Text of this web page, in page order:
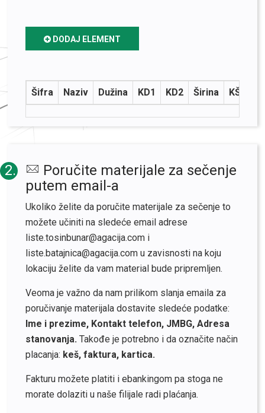
DODAJ ELEMENT
Šifra Naziv Dužina KD1 KD2 Širina KŠ1
2.
Poručite materijale za sečenje
putem email-a
Ukoliko želite da poručite materijale za sečenje to
možete učiniti na sledeće email adrese
liste.tosinbunar@agacija.com i
liste.batajnica@agacija.com u zavisnosti na koju
lokaciju želite da vam material bude pripremljen.
Veoma je važno da nam prilikom slanja emaila za
poručivanje materijala dostavite sledeće podatke:
Ime i prezime, Kontakt telefon, JMBG, Adresa
stanovanja. Takođe je potrebno i da označite način
placanja: keš, faktura, kartica.
Fakturu možete platiti i ebankingom pa stoga ne
morate dolaziti u naše filijale radi plaćanja.